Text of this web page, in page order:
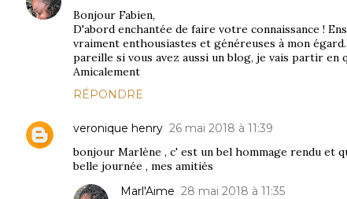
Bonjour Fabien,
D'abord enchantée de faire votre connaissance !
vraiment enthousiastes et généreuses à mon
pareille si vous avez aussi un blog, je vais partir en
Amicalement
RÉPONDRE
veronique henry 26 mai 2018 à 11:39
bonjour Marlène , c' est un bel hommage rendu et
belle journée , mes amitiés
Marl'Aime 28 mai 2018 à 11:35